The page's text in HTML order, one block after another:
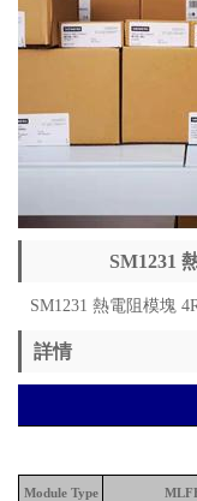
SM1231
SM1231 熱電阻模塊
詳情
Module Type